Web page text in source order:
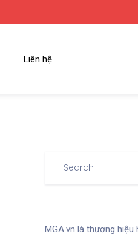
Liên hệ
MGA.vn là thương